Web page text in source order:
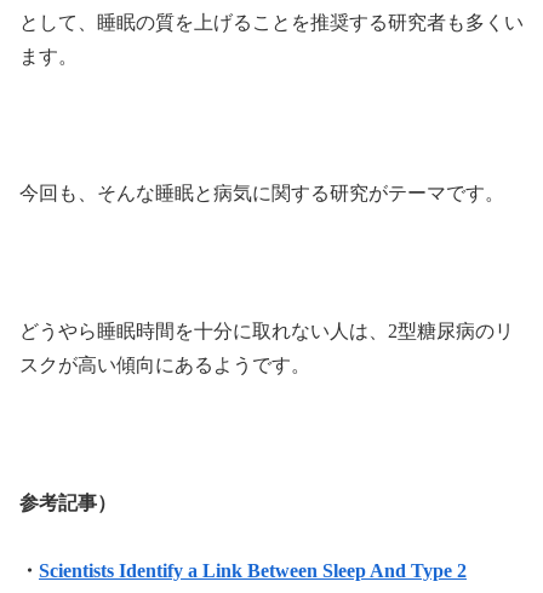
として、睡眠の質を上げることを推奨する研究者も多くい
ます。
今回も、そんな睡眠と病気に関する研究がテーマです。
どうやら睡眠時間を十分に取れない人は、2型糖尿病のリ
スクが高い傾向にあるようです。
参考記事）
・ Scientists Identify a Link Between Sleep And Type 2